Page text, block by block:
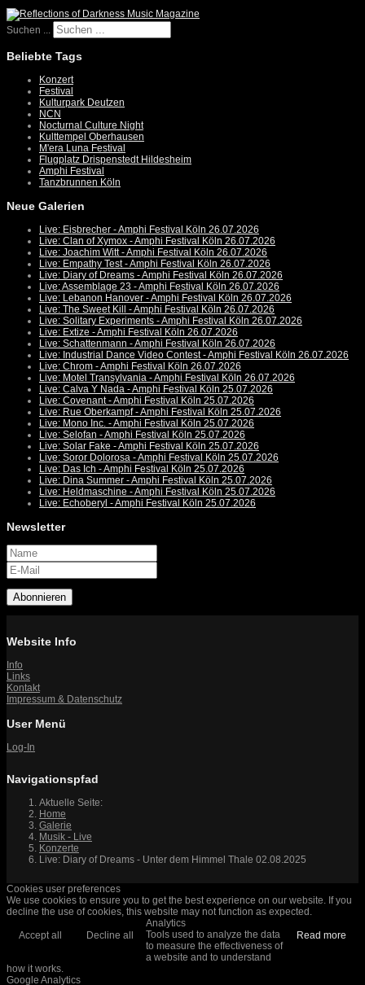
Suchen ...
Beliebte Tags
Konzert
Festival
Kulturpark Deutzen
NCN
Nocturnal Culture Night
Kulttempel Oberhausen
M'era Luna Festival
Flugplatz Drispenstedt Hildesheim
Amphi Festival
Tanzbrunnen Köln
Neue Galerien
Live: Eisbrecher - Amphi Festival Köln 26.07.2026
Live: Clan of Xymox - Amphi Festival Köln 26.07.2026
Live: Joachim Witt - Amphi Festival Köln 26.07.2026
Live: Empathy Test - Amphi Festival Köln 26.07.2026
Live: Diary of Dreams - Amphi Festival Köln 26.07.2026
Live: Assemblage 23 - Amphi Festival Köln 26.07.2026
Live: Lebanon Hanover - Amphi Festival Köln 26.07.2026
Live: The Sweet Kill - Amphi Festival Köln 26.07.2026
Live: Solitary Experiments - Amphi Festival Köln 26.07.2026
Live: Extize - Amphi Festival Köln 26.07.2026
Live: Schattenmann - Amphi Festival Köln 26.07.2026
Live: Industrial Dance Video Contest - Amphi Festival Köln 26.07.2026
Live: Chrom - Amphi Festival Köln 26.07.2026
Live: Motel Transylvania - Amphi Festival Köln 26.07.2026
Live: Calva Y Nada - Amphi Festival Köln 25.07.2026
Live: Covenant - Amphi Festival Köln 25.07.2026
Live: Rue Oberkampf - Amphi Festival Köln 25.07.2026
Live: Mono Inc. - Amphi Festival Köln 25.07.2026
Live: Selofan - Amphi Festival Köln 25.07.2026
Live: Solar Fake - Amphi Festival Köln 25.07.2026
Live: Soror Dolorosa - Amphi Festival Köln 25.07.2026
Live: Das Ich - Amphi Festival Köln 25.07.2026
Live: Dina Summer - Amphi Festival Köln 25.07.2026
Live: Heldmaschine - Amphi Festival Köln 25.07.2026
Live: Echoberyl - Amphi Festival Köln 25.07.2026
Newsletter
Abonnieren
Website Info
Info
Links
Kontakt
Impressum & Datenschutz
User Menü
Log-In
Navigationspfad
Aktuelle Seite:
Home
Galerie
Musik - Live
Konzerte
Live: Diary of Dreams - Unter dem Himmel Thale 02.08.2025
Cookies user preferences
We use cookies to ensure you to get the best experience on our website. If you
decline the use of cookies, this website may not function as expected.
Accept all Decline all Read more
Analytics
Tools used to analyze the data
to measure the effectiveness of
a website and to understand
how it works.
Google Analytics